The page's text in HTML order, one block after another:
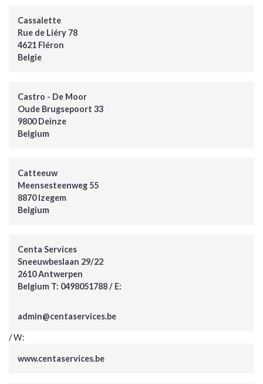
Cassalette
Rue de Liéry 78
4621 Fléron
Belgie
Castro - De Moor
Oude Brugsepoort 33
9800 Deinze
Belgium
Catteeuw
Meensesteenweg 55
8870 Izegem
Belgium
Centa Services
Sneeuwbeslaan 29/22
2610 Antwerpen
Belgium T: 0498051788 / E:
admin@centaservices.be
/ W:
www.centaservices.be